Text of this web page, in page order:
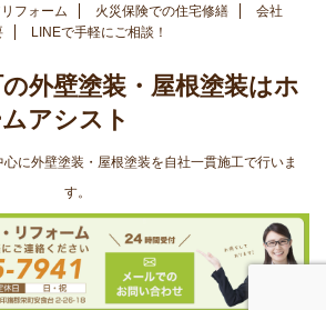
フォーム 火災保険での住宅修繕
会社
LINEで手軽にご相談！
外壁塗装・屋根塗装はホ
ムアシスト
に外壁塗装・屋根塗装を自社一貫施工で行いま
す。